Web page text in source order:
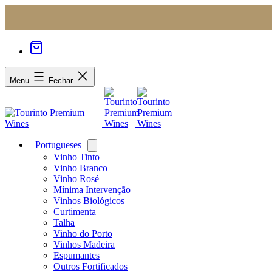
Menu Fechar
Portugueses
menu
Vinho Tinto
Vinho Branco
Vinho Rosé
Mínima Intervenção
Vinhos Biológicos
Curtimenta
Talha
Vinho do Porto
Vinhos Madeira
Espumantes
Outros Fortificados